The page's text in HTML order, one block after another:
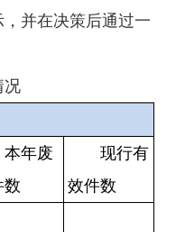
并在决策后通过一
况
本年废
数
现行有
效件数